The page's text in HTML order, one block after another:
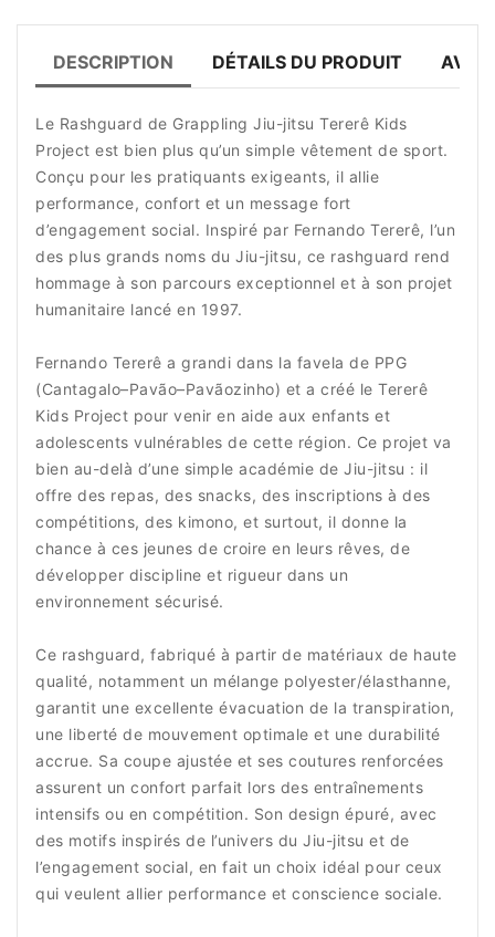
DESCRIPTION DÉTAILS DU PRODUIT AVIS
Le Rashguard de Grappling Jiu-jitsu Tererê Kids
Project est bien plus qu’un simple vêtement de sport.
Conçu pour les pratiquants exigeants, il allie
performance, confort et un message fort
d’engagement social. Inspiré par Fernando Tererê, l’un
des plus grands noms du Jiu-jitsu, ce rashguard rend
hommage à son parcours exceptionnel et à son projet
humanitaire lancé en 1997.
Fernando Tererê a grandi dans la favela de PPG
(Cantagalo–Pavão–Pavãozinho) et a créé le Tererê
Kids Project pour venir en aide aux enfants et
adolescents vulnérables de cette région. Ce projet va
bien au-delà d’une simple académie de Jiu-jitsu : il
offre des repas, des snacks, des inscriptions à des
compétitions, des kimono, et surtout, il donne la
chance à ces jeunes de croire en leurs rêves, de
développer discipline et rigueur dans un
environnement sécurisé.
Ce rashguard, fabriqué à partir de matériaux de haute
qualité, notamment un mélange polyester/élasthanne,
garantit une excellente évacuation de la transpiration,
une liberté de mouvement optimale et une durabilité
accrue. Sa coupe ajustée et ses coutures renforcées
assurent un confort parfait lors des entraînements
intensifs ou en compétition. Son design épuré, avec
des motifs inspirés de l’univers du Jiu-jitsu et de
l’engagement social, en fait un choix idéal pour ceux
qui veulent allier performance et conscience sociale.